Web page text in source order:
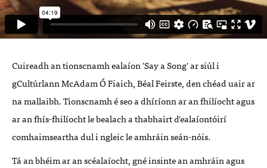
Cuireadh an tionscnamh ealaíon 'Say a Song' ar siúl i
gCultúrlann McAdam Ó Fiaich, Béal Feirste, den chéad uair ar
na mallaibh. Tionscnamh é seo a dhíríonn ar an fhilíocht agus
ar an fhís-fhilíocht le bealach a thabhairt d'ealaíontóirí
comhaimseartha dul i ngleic le amhráin seán-nóis.
Tá an bhéim ar an scéalaíocht, gné insinte an amhráin agus